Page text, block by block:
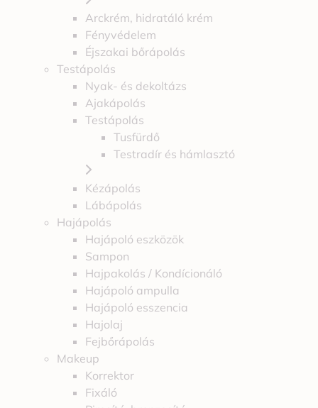
Arckrém, hidratáló krém
Fényvédelem
Éjszakai bőrápolás
Testápolás
Nyak- és dekoltázs
Ajakápolás
Testápolás
Tusfürdő
Testradír és hámlasztó
Kézápolás
Lábápolás
Hajápolás
Hajápoló eszközök
Sampon
Hajpakolás / Kondícionáló
Hajápoló ampulla
Hajápoló esszencia
Hajolaj
Fejbőrápolás
Makeup
Korrektor
Fixáló